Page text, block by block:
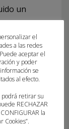
un
superior al
la victoria
que me
sueño
de
de mucho
el
a las redes
aceptar el
y poder
se
al efecto.
podrá retirar su
RECHAZAR
la
Cookies”.